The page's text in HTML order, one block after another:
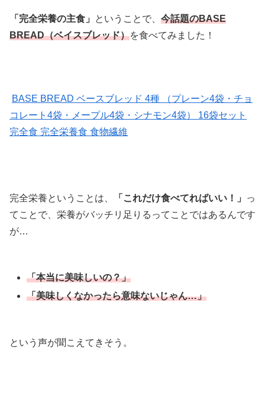
「完全栄養の主食」 ということで、 今話題のBASE
BREAD（ベイスブレッド）を食べてみました！
BASE BREAD ベースブレッド 4種 （プレーン4袋・チョ
コレート4袋・メープル4袋・シナモン4袋） 16袋セット
完全食 完全栄養食 食物繊維
完全栄養ということは、 「これだけ食べてればいい！」
っ
てことで、栄養がバッチリ足りるってことではあるんです
が…
「本当に美味しいの？」
「美味しくなかったら意味ないじゃん…」
という声が聞こえてきそう。